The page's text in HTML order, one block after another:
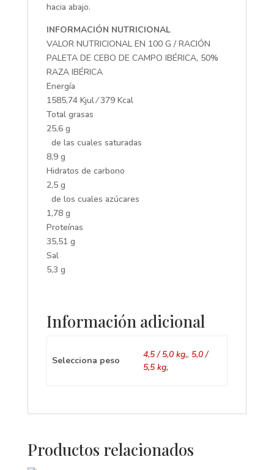
hacia abajo.
INFORMACIÓN NUTRICIONAL
VALOR NUTRICIONAL EN 100 G / RACIÓN
PALETA DE CEBO DE CAMPO IBÉRICA, 50%
RAZA IBÉRICA
Energía
1585,74 Kjul ⁄ 379 Kcal
Total grasas
25,6 g
de las cuales saturadas
8,9 g
Hidratos de carbono
2,5 g
de los cuales azúcares
1,78 g
Proteínas
35,51 g
Sal
5,3 g
Información adicional
Selecciona peso
4,5 / 5,0 kg,, 5,0 /
5,5 kg,
Productos relacionados